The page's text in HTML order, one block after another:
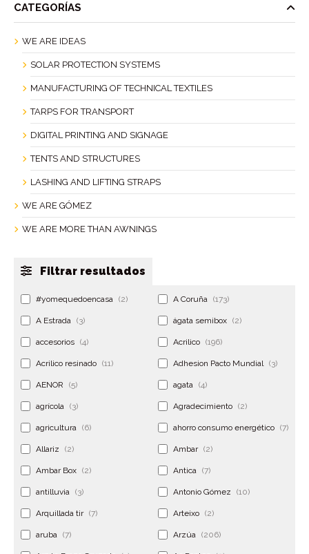
CATEGORÍAS
WE ARE IDEAS
SOLAR PROTECTION SYSTEMS
MANUFACTURING OF TECHNICAL TEXTILES
TARPS FOR TRANSPORT
DIGITAL PRINTING AND SIGNAGE
TENTS AND STRUCTURES
LASHING AND LIFTING STRAPS
WE ARE GÓMEZ
WE ARE MORE THAN AWNINGS
Filtrar resultados
#yomequedoencasa (2) A Coruña (173)
A Estrada (3) ágata semibox (2)
accesorios (4) Acrilico (196)
Acrilico resinado (11) Adhesion Pacto Mundial (3)
AENOR (5) agata (4)
agrícola (3) Agradecimiento (2)
agricultura (6) ahorro consumo energético (7)
Allariz (2) Ambar (2)
Ambar Box (2) Antica (7)
antilluvia (3) Antonio Gómez (10)
Arquillada tir (7) Arteixo (2)
aruba (7) Arzúa (206)